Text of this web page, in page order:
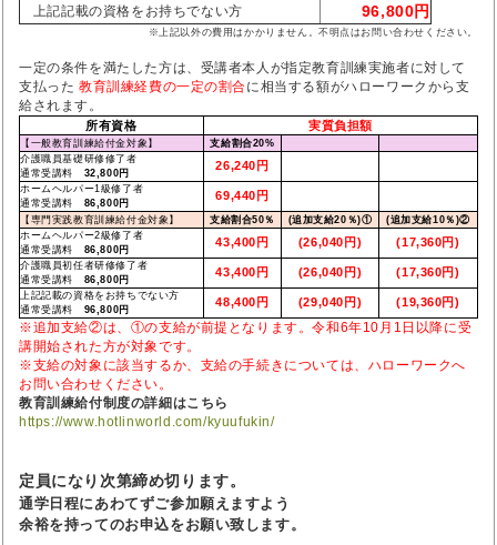
上記記載の資格をお持ちでない方 96,800円
※上記以外の費用はかかりません。不明点はお問い合わせください。
一定の条件を満たした方は、受講者本人が指定教育訓練実施者に対して
支払った 教育訓練経費の一定の割合に相当する額がハローワークから支
給されます。
所有資格 実質負担額
【一般教育訓練給付金対象】 支給割合20%
介護職員基礎研修修了者
通常受講料 32,800円
26,240円
ホームヘルパー1級修了者
通常受講料 86,800円
69,440円
【専門実践教育訓練給付金対象】 支給割合50％ (追加支給20％)① (追加支給10％)②
ホームヘルパー2級修了者
通常受講料 86,800円
43,400円 (26,040円) (17,360円)
介護職員初任者研修修了者
通常受講料 86,800円
43,400円 (26,040円) (17,360円)
上記記載の資格をお持ちでない方
通常受講料 96,800円
48,400円 (29,040円) (19,360円)
※追加支給②は、①の支給が前提となります。令和6年10月1日以降に受
講開始された方が対象です。
※支給の対象に該当するか、支給の手続きについては、ハローワークへ
お問い合わせください。
教育訓練給付制度の詳細はこちら
https://www.hotlinworld.com/kyuufukin/
定員になり次第締め切ります。
通学日程にあわてずご参加願えますよう
余裕を持ってのお申込をお願い致します。